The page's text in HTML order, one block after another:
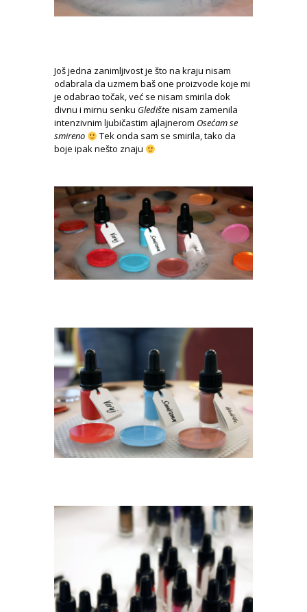
Još jedna zanimljivost je što na kraju nisam
odabrala da uzmem baš one proizvode koje mi
je odabrao točak, već se nisam smirila dok
divnu i mirnu senku Gledište nisam zamenila
intenzivnim ljubičastim ajlajnerom Osećam se
smireno
Tek onda sam se smirila, tako da
boje ipak nešto znaju